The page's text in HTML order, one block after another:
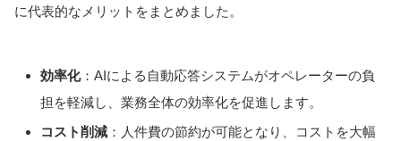
に代表的なメリットをまとめました。
効率化：AIによる自動応答システムがオペレーターの負
担を軽減し、業務全体の効率化を促進します。
コスト削減 ：人件費の節約が可能となり、コストを大幅